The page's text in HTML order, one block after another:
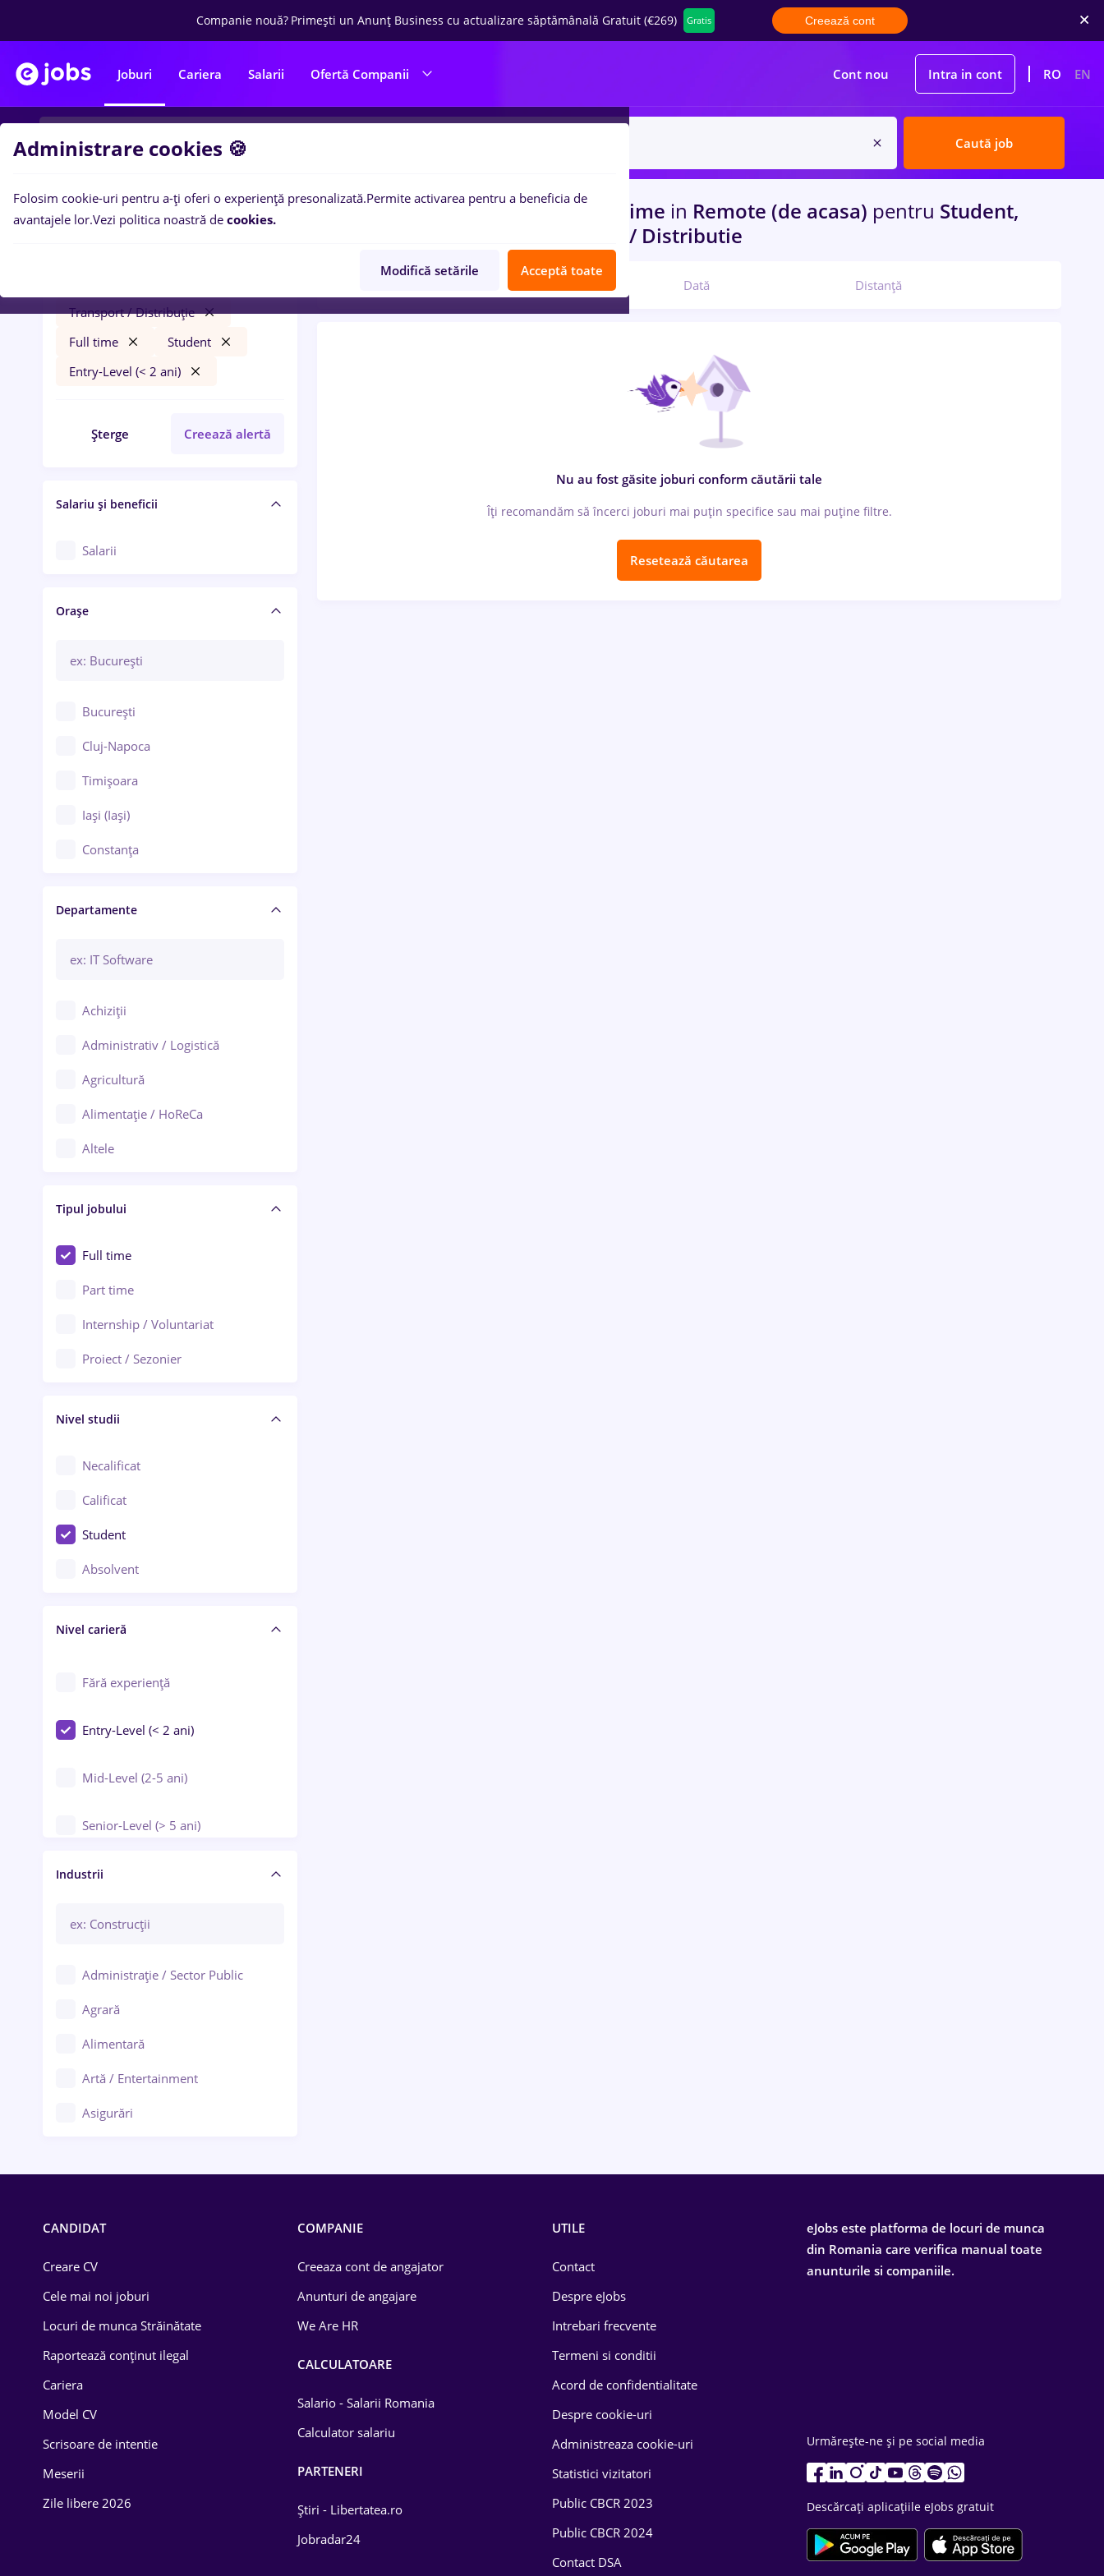
Companie nouă? Primești un Anunț Business cu actualizare săptămânală Gratuit (€269) Gratis Creează cont
Joburi Cariera Salarii Ofertă Companii Cont nou Intra in cont RO EN
Caută job
Filtre
Transport / Distribuție
Full time
Student
Entry-Level (< 2 ani)
Șterge Creează alertă
Salariu și beneficii
Salarii
Orașe
București
Cluj-Napoca
Timișoara
Iași (Iași)
Constanța
Brașov
Bacău
Galați (Galați)
Ploiești
Arad
Baia Mare
Bârlad
Bistrița (Bistrița-Năsăud)
Departamente
Achiziții
Administrativ / Logistică
Agricultură
Alimentație / HoReCa
Altele
Asigurări
Au pair / Babysitter / Curățenie
Audit / Consultanță
Auto / Echipamente
Automatizări
Cercetare - dezvoltare
Chimie / Biochimie
Confecții / Design vestimentar
Construcții / Instalații
Controlul calității
Educație / Training / Arte
Tipul jobului
Full time
Part time
Internship / Voluntariat
Proiect / Sezonier
Nivel studii
Necalificat
Calificat
Student
Absolvent
Nivel carieră
Fără experiență
Entry-Level (< 2 ani)
Mid-Level (2-5 ani)
Senior-Level (> 5 ani)
Manager / Executiv
Industrii
Administrație / Sector Public
Agrară
Alimentară
Artă / Entertainment
Asigurări
Drept
Educație / Training
Energetică
Farma
0locuri de muncametrolog, Full time in Remote (de acasa) pentru Student,
Transport / Distributie
Relevanță Dată Distanță
Nu au fost găsite joburi conform căutării tale
Îți recomandăm să încerci joburi mai puțin specifice sau mai puține filtre.
Resetează căutarea
CANDIDAT
Creare CV
Cele mai noi joburi
Locuri de munca Străinătate
Raportează conținut ilegal
Cariera
Model CV
Scrisoare de intentie
Meserii
Zile libere 2026
COMPANIE
Creeaza cont de angajator
Anunturi de angajare
We Are HR
CALCULATOARE
Salario - Salarii Romania
Calculator salariu
PARTENERI
Știri - Libertatea.ro
Jobradar24
UTILE
Contact
Despre eJobs
Intrebari frecvente
Termeni si conditii
Acord de confidentialitate
Despre cookie-uri
Administreaza cookie-uri
Statistici vizitatori
Public CBCR 2023
Public CBCR 2024
Contact DSA
eJobs este platforma de locuri de munca
din Romania care verifica manual toate
anunturile si companiile.
Urmărește-ne și pe social media
Descărcați aplicațiile eJobs gratuit
Administrare cookies 🍪
Folosim cookie-uri pentru a-ți oferi o experiență presonalizată.Permite activarea pentru a beneficia de
avantajele lor.Vezi politica noastră de cookies.
Modifică setările Acceptă toate